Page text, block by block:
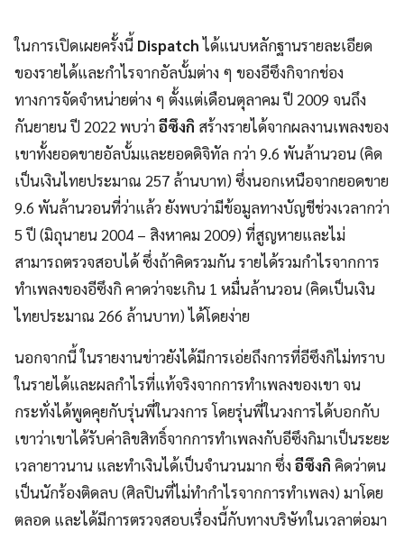
ในการเปิดเผยครั้งนี้ Dispatchได้แนบหลักฐานรายละเอียด
ของรายได้และกำไรจากอัลบั้มต่าง ๆ ของอีซึงกิจากช่อง
ทางการจัดจำหน่ายต่าง ๆ ตั้งแต่เดือนตุลาคม ปี 2009 จนถึง
กันยายน ปี 2022 พบว่าอีซึงกิ สร้างรายได้จากผลงานเพลงของ
เขาทั้งยอดขายอัลบั้มและยอดดิจิทัล กว่า 9.6 พันล้านวอน (คิด
เป็นเงินไทยประมาณ 257 ล้านบาท) ซึ่งนอกเหนือจากยอดขาย
9.6 พันล้านวอนที่ว่าแล้ว ยังพบว่ามีข้อมูลทางบัญชีช่วงเวลากว่า
5 ปี (มิถุนายน 2004 – สิงหาคม 2009) ที่สูญหายและไม่
สามารถตรวจสอบได้ ซึ่งถ้าคิดรวมกัน รายได้รวมกำไรจากการ
ทำเพลงของอีซึงกิ คาดว่าจะเกิน 1 หมื่นล้านวอน (คิดเป็นเงิน
ไทยประมาณ 266 ล้านบาท) ได้โดยง่าย
นอกจากนี้ ในรายงานข่าวยังได้มีการเอ่ยถึงการที่อีซึงกิไม่ทราบ
ในรายได้และผลกำไรที่แท้จริงจากการทำเพลงของเขา จน
กระทั่งได้พูดคุยกับรุ่นพี่ในวงการ โดยรุ่นพี่ในวงการได้บอกกับ
เขาว่าเขาได้รับค่าลิขสิทธิ์จากการทำเพลงกับอีซึงกิมาเป็นระยะ
เวลายาวนาน และทำเงินได้เป็นจำนวนมาก ซึ่งอีซึงกิ คิดว่าตน
เป็นนักร้องติดลบ (ศิลปินที่ไม่ทำกำไรจากการทำเพลง) มาโดย
ตลอด และได้มีการตรวจสอบเรื่องนี้กับทางบริษัทในเวลาต่อมา